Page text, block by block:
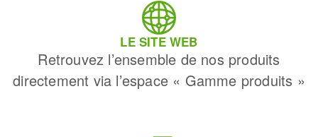
LE SITE WEB
Retrouvez l’ensemble de nos produits
directement via l’espace « Gamme produits »